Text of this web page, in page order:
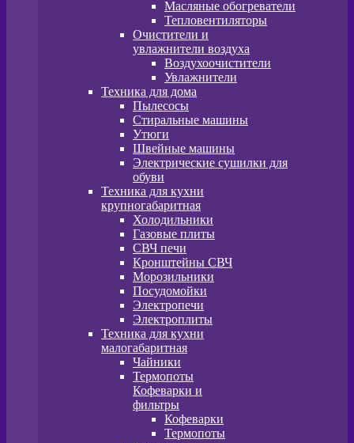
Масляные обогреватели
Тепловентиляторы
Очистители и
увлажнители воздуха
Воздухоочистители
Увлажнители
Техника для дома
Пылесосы
Стиральные машины
Утюги
Швейные машины
Электрические сушилки для
обуви
Техника для кухни
крупногабаритная
Холодильники
Газовые плиты
СВЧ печи
Кронштейны СВЧ
Морозильники
Посудомойки
Электропечи
Электроплиты
Техника для кухни
малогабаритная
Чайники
Термопоты
Кофеварки и
фильтры
Кофеварки
Термопоты